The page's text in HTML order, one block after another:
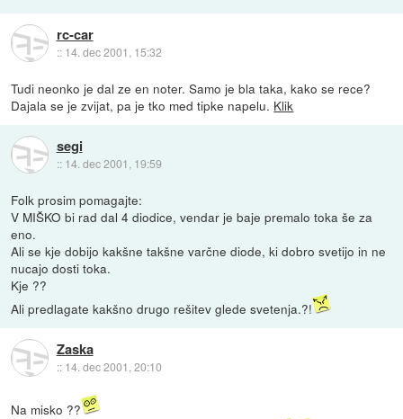
rc-car
:: 14. dec 2001, 15:32
Tudi neonko je dal ze en noter. Samo je bla taka, kako se rece?
Dajala se je zvijat, pa je tko med tipke napelu. Klik
segi
:: 14. dec 2001, 19:59
Folk prosim pomagajte:
V MIŠKO bi rad dal 4 diodice, vendar je baje premalo toka še za
eno.
Ali se kje dobijo kakšne takšne varčne diode, ki dobro svetijo in ne
nucajo dosti toka.
Kje ??
Ali predlagate kakšno drugo rešitev glede svetenja.?!
Zaska
:: 14. dec 2001, 20:10
Na misko ??